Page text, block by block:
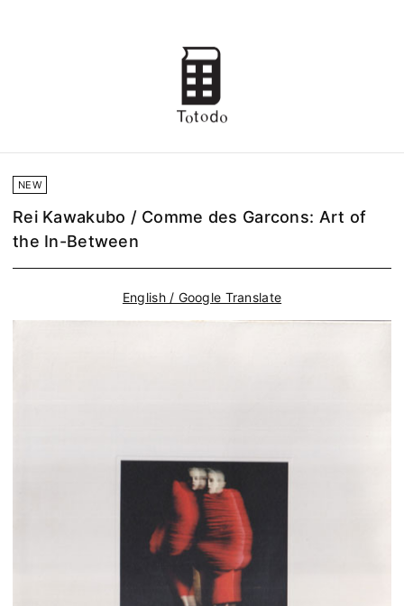
NEW
Rei Kawakubo / Comme des Garcons: Art of
the In-Between
English / Google Translate